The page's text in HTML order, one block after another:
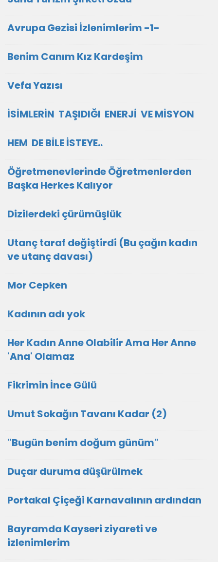
Avrupa Gezisi İzlenimlerim -1-
Benim Canım Kız Kardeşim
Vefa Yazısı
İSİMLERİN TAŞIDIĞI ENERJİ VE MİSYON
HEM DE BİLE İSTEYE..
Öğretmenevlerinde Öğretmenlerden
Başka Herkes Kalıyor
Dizilerdeki çürümüşlük
Utanç taraf değiştirdi (Bu çağın kadın
ve utanç davası)
Mor Cepken
Kadının adı yok
Her Kadın Anne Olabilir Ama Her Anne
'Ana' Olamaz
Fikrimin İnce Gülü
Umut Sokağın Tavanı Kadar (2)
"Bugün benim doğum günüm"
Duçar duruma düşürülmek
Portakal Çiçeği Karnavalının ardından
Bayramda Kayseri ziyareti ve
izlenimlerim